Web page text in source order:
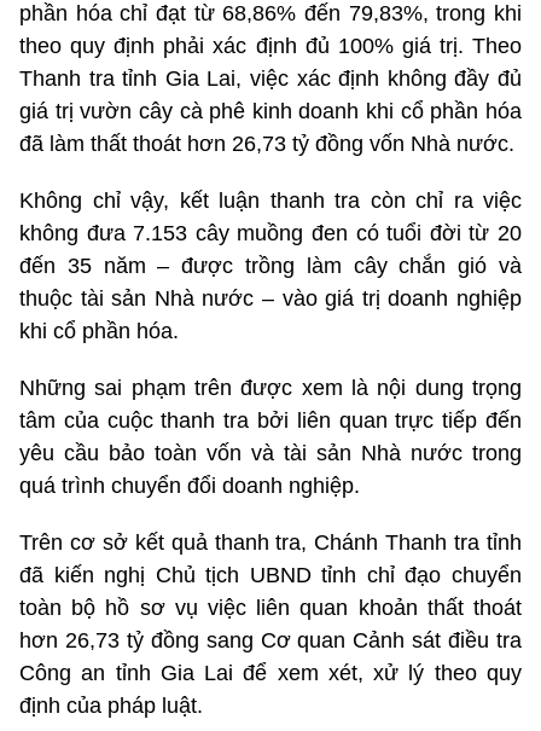
phần hóa chỉ đạt từ 68,86% đến 79,83%, trong khi
theo quy định phải xác định đủ 100% giá trị. Theo
Thanh tra tỉnh Gia Lai, việc xác định không đầy đủ
giá trị vườn cây cà phê kinh doanh khi cổ phần hóa
đã làm thất thoát hơn 26,73 tỷ đồng vốn Nhà nước.
Không chỉ vậy, kết luận thanh tra còn chỉ ra việc
không đưa 7.153 cây muồng đen có tuổi đời từ 20
đến 35 năm – được trồng làm cây chắn gió và
thuộc tài sản Nhà nước – vào giá trị doanh nghiệp
khi cổ phần hóa.
Những sai phạm trên được xem là nội dung trọng
tâm của cuộc thanh tra bởi liên quan trực tiếp đến
yêu cầu bảo toàn vốn và tài sản Nhà nước trong
quá trình chuyển đổi doanh nghiệp.
Trên cơ sở kết quả thanh tra, Chánh Thanh tra tỉnh
đã kiến nghị Chủ tịch UBND tỉnh chỉ đạo chuyển
toàn bộ hồ sơ vụ việc liên quan khoản thất thoát
hơn 26,73 tỷ đồng sang Cơ quan Cảnh sát điều tra
Công an tỉnh Gia Lai để xem xét, xử lý theo quy
định của pháp luật.